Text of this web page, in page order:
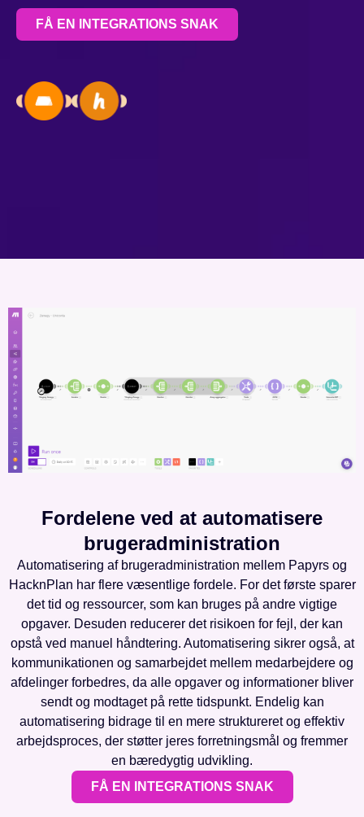
FÅ EN INTEGRATIONS SNAK
Fordelene ved at automatisere
brugeradministration
Automatisering af brugeradministration mellem Papyrs og
HacknPlan har flere væsentlige fordele. For det første sparer
det tid og ressourcer, som kan bruges på andre vigtige
opgaver. Desuden reducerer det risikoen for fejl, der kan
opstå ved manuel håndtering. Automatisering sikrer også, at
kommunikationen og samarbejdet mellem medarbejdere og
afdelinger forbedres, da alle opgaver og informationer bliver
sendt og modtaget på rette tidspunkt. Endelig kan
automatisering bidrage til en mere struktureret og effektiv
arbejdsproces, der støtter jeres forretningsmål og fremmer
en bæredygtig udvikling.
FÅ EN INTEGRATIONS SNAK